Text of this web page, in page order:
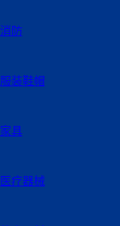
消防
服装鞋帽
家具
医疗器械